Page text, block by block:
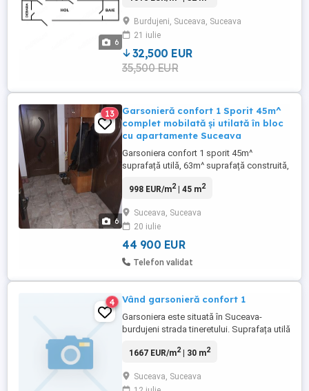
6
camere: baie, bucatarie, dormitor si
debara. Garsoniera este proaspat varuita
si nemobilata, cumparatorul o poate ...
Burdujeni, Suceava, Suceava
21 iulie
32,500 EUR
35,500 EUR
6
13
Garsonieră confort 1 Sporit 45m^
complet mobilată și utilată în bloc
cu apartamente Suceava
Garsoniera confort 1 sporit 45m^
suprafață utilă, 63m^ suprafață construită,
cu blocul în 2019, cu hol generos=4m^,
cadă=4m^ și camera de zi care include un
living=25m^. Cu centrală termică, utilat și
mobilat complet, cu mașină ...
998 EUR/m2| 45 m2
Suceava, Suceava
20 iulie
44 900 EUR
Telefon validat
4 Vând garsonieră confort 1
Garsoniera este situată în Suceava-
burdujeni strada tineretului. Suprafața utilă
et.2,beneficiază de gaz și centrală proprie.
1667 EUR/m2| 30 m2
Suceava, Suceava